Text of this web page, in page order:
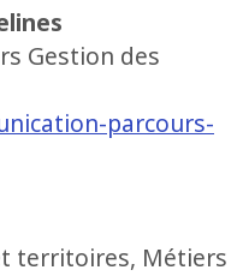
Gestion des
parcours-
territoires, Métiers